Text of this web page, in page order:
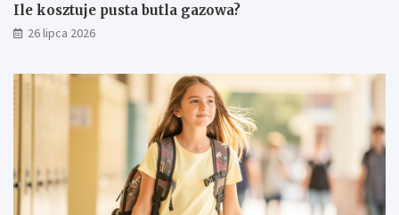
Ile kosztuje pusta butla gazowa?
26 lipca 2026